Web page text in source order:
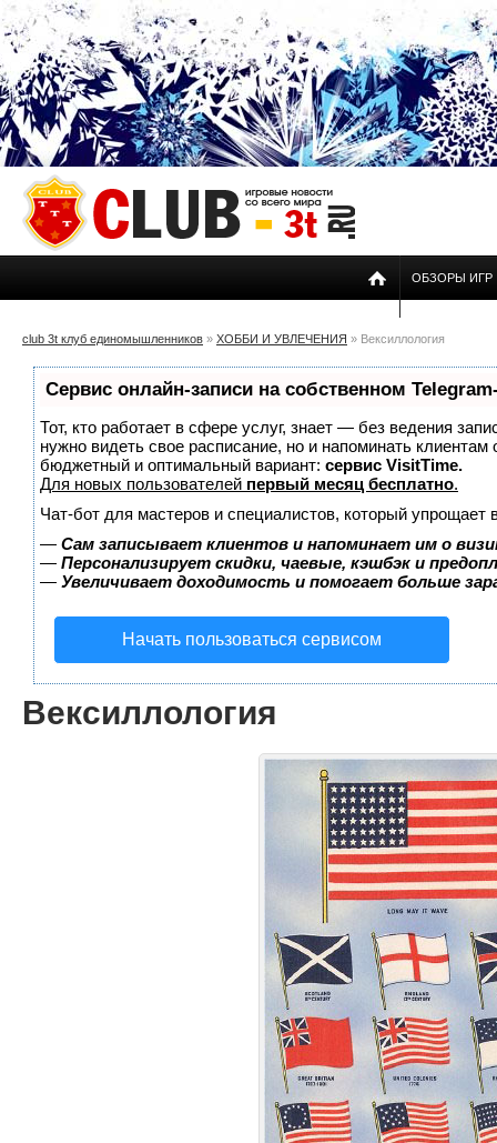
ОБЗОРЫ ИГР
club 3t клуб единомышленников » ХОББИ И УВЛЕЧЕНИЯ » Вексиллология
Сервис онлайн-записи на собственном
Тот, кто работает в сфере услуг, знает — без ведения
нужно видеть свое расписание, но и напоминать
бюджетный и оптимальный вариант: сервис VisitTime.
Для новых пользователей первый месяц бесплатно.
Чат-бот для мастеров и специалистов, который упрощает
— Сам записывает клиентов и напоминает им о
— Персонализирует скидки, чаевые, кэшбэк и
— Увеличивает доходимость и помогает больше
Начать пользоваться сервисом
Вексиллология